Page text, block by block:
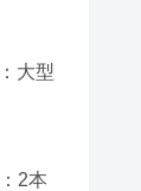
大型
2本